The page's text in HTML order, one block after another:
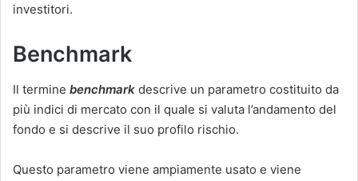
investitori.
Benchmark
Il termine benchmark descrive un parametro costituito da
più indici di mercato con il quale si valuta l’andamento del
fondo e si descrive il suo profilo rischio.
Questo parametro viene ampiamente usato e viene